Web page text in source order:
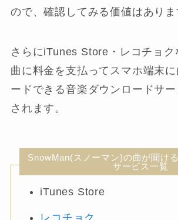
ので、確認してみる価値はありま
さらにiTunes Store・レコチョク
曲に料金を支払ってスマホ端末
ードできる音楽ダウンロードサ
されます。
SnowMan(スノーマン)の曲が聞け
サービス一覧
iTunes Store
レコチョク